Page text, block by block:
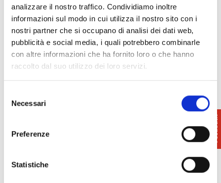
analizzare il nostro traffico. Condividiamo inoltre
informazioni sul modo in cui utilizza il nostro sito con i
nostri partner che si occupano di analisi dei dati web,
pubblicità e social media, i quali potrebbero combinarle
con altre informazioni che ha fornito loro o che hanno
raccolto dal suo utilizzo dei loro servizi.
delNecessari
Preferenze
Statistiche